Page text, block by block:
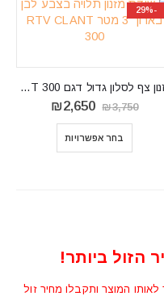
-29%
מזנון צף לסלון גדול דגם CLANT 300
₪3,750
המחיר
המקורי
₪3,750.
₪2,650
בחר אפשרויות
הזול ביותר!
המוצר ותקבלו מחיר זול